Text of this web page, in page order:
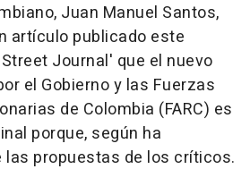
Juan Manuel Santos,
artículo publicado este
Journal' que el nuevo
el Gobierno y las Fuerzas
de Colombia (FARC) es
porque, según ha
las propuestas de los críticos.